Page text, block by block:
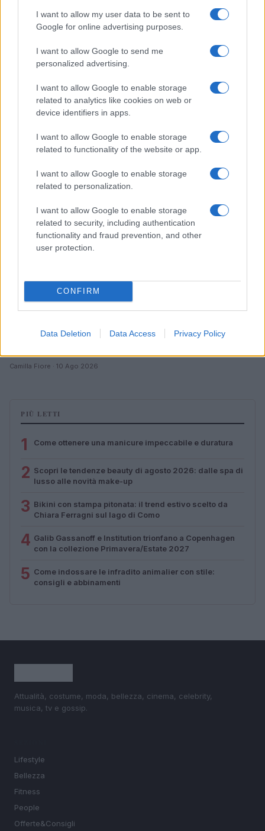
I want to allow my user data to be sent to
Google for online advertising purposes.
I want to allow Google to send me
personalized advertising.
I want to allow Google to enable storage
related to analytics like cookies on web or
device identifiers in apps.
I want to allow Google to enable storage
related to functionality of the website or app.
I want to allow Google to enable storage
related to personalization.
I want to allow Google to enable storage
related to security, including authentication
functionality and fraud prevention, and other
user protection.
CONFIRM
Data Deletion Data Access Privacy Policy
che tutti vogliono
Matteo Pellegrino · 10 Ago 2026
BELLEZZA
Beauty Light Wand: cosa contiene e il confronto con il
Camilla Fiore · 10 Ago 2026
PIÙ LETTI
1 Come ottenere una manicure impeccabile e duratura
2 Scopri le tendenze beauty di agosto 2026: dalle spa di
lusso alle novità make-up
3 Bikini con stampa pitonata: il trend estivo scelto da
Chiara Ferragni sul lago di Como
4 Galib Gassanoff e Institution trionfano a Copenhagen
con la collezione Primavera/Estate 2027
5 Come indossare le infradito animalier con stile:
consigli e abbinamenti
Attualità, costume, moda, bellezza, cinema, celebrity,
musica, tv e gossip.
Lifestyle
Bellezza
Fitness
People
Offerte&Consigli